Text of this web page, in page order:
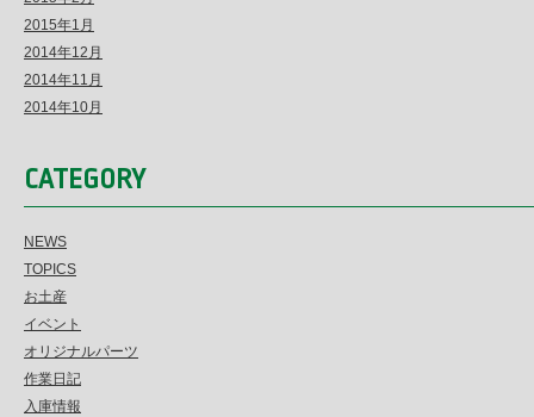
2015年1月
2014年12月
2014年11月
2014年10月
CATEGORY
NEWS
TOPICS
お土産
イベント
オリジナルパーツ
作業日記
入庫情報